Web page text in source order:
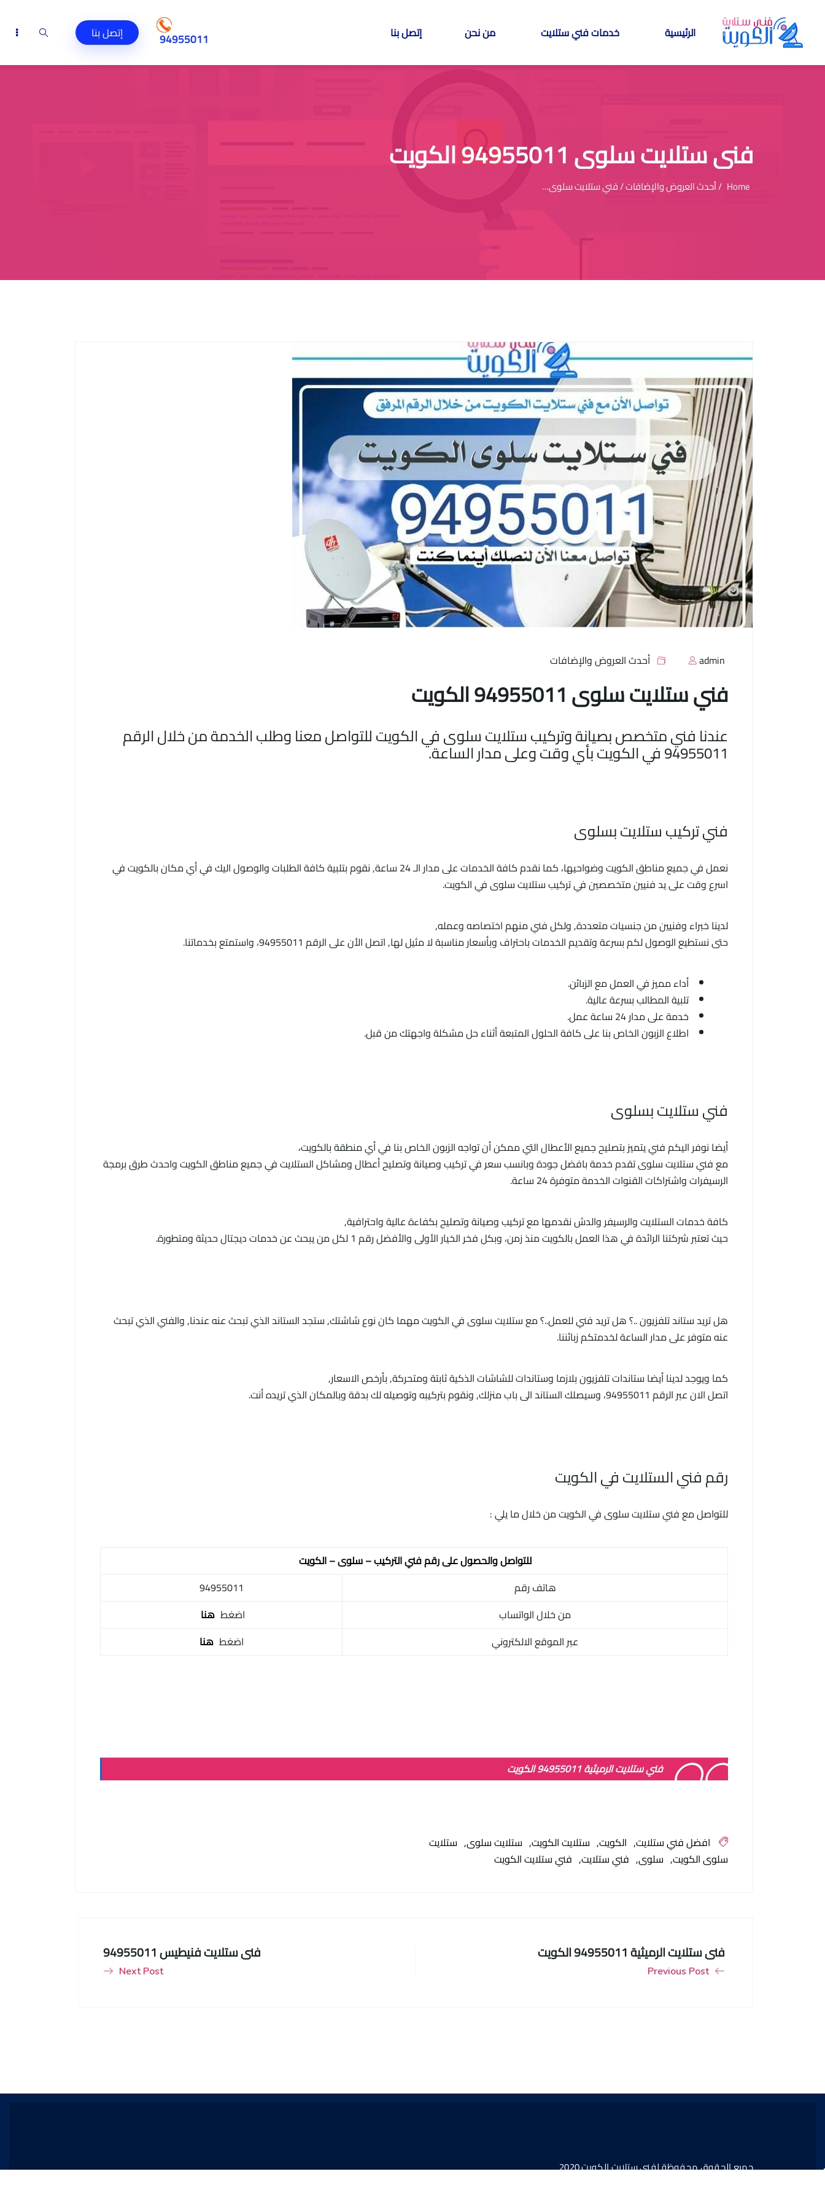
الرئيسية خدمات فني ستلايت من نحن إتصل بنا 94955011 إتصل بنا
فني ستلايت سلوى 94955011 الكويت
Home / أحدث العروض والإضافات / فني ستلايت سلوى…
admin أحدث العروض والإضافات
فني ستلايت سلوى 94955011 الكويت
عندنا فني متخصص بصيانة وتركيب ستلايت سلوى في الكويت للتواصل معنا وطلب الخدمة من خلال الرقم
94955011 في الكويت بأي وقت وعلى مدار الساعة.
فني تركيب ستلايت بسلوى
نعمل في جميع مناطق الكويت وضواحيها، كما نقدم كافة الخدمات على مدار الـ 24 ساعة, نقوم بتلبية كافة الطلبات والوصول اليك في أي مكان بالكويت في
اسرع وقت على يد فنيين متخصصين في تركيب ستلايت سلوى في الكويت.
لدينا خبراء وفنيين من جنسيات متعددة, ولكل فني منهم اختصاصه وعمله,
حتى نستطيع الوصول لكم بسرعة وتقديم الخدمات باحتراف وبأسعار مناسبة لا مثيل لها, اتصل الأن على الرقم 94955011، واستمتع بخدماتنا.
أداء مميز في العمل مع الزبائن.
تلبية المطالب بسرعة عالية.
خدمة على مدار 24 ساعة عمل.
اطلاع الزبون الخاص بنا على كافة الحلول المتبعة أثناء حل مشكلة واجهتك من قبل.
فني ستلايت بسلوى
أيضا نوفر اليكم فني يتميز بتصليح جميع الأعطال التي ممكن أن تواجه الزبون الخاص بنا في أي منطقة بالكويت،
مع فني ستلايت سلوى تقدم خدمة بافضل جودة وبانسب سعر في تركيب وصيانة وتصليح أعطال ومشاكل الستلايت في جميع مناطق الكويت واحدث طرق برمجة
الرسيفرات واشتراكات القنوات الخدمة متوفرة 24 ساعة.
كافة خدمات الستلايت والرسيفر والدش نقدمها مع تركيب وصيانة وتصليح بكفاءة عالية واحترافية,
حيث تعتبر شركتنا الرائدة في هذا العمل بالكويت منذ زمن، وبكل فخر الخيار الأولى والأفضل رقم 1 لكل من يبحث عن خدمات ديجتال حديثة ومتطورة.
هل تريد ستاند تلفزيون ..؟ هل تريد فني للعمل..؟ مع ستلايت سلوى في الكويت مهما كان نوع شاشتك, ستجد الستاند الذي تبحث عنه عندنا, والفني الذي تبحث
عنه متوفر على مدار الساعة لخدمتكم زبائننا.
كما ويوجد لدينا أيضا ستاندات تلفزيون بلازما وستاندات للشاشات الذكية ثابتة ومتحركة, بأرخص الاسعار,
اتصل الان عبر الرقم 94955011، وسيصلك الستاند الى باب منزلك, ونقوم بتركيبه وتوصيله لك بدقة وبالمكان الذي تريده أنت.
رقم فني الستلايت في الكويت
للتواصل مع فني ستلايت سلوى في الكويت من خلال ما يلي :
للتواصل والحصول على رقم فني التركيب – سلوى – الكويت
هاتف رقم
94955011
من خلال الواتساب
اضغط هنا
عبر الموقع الالكتروني
اضغط هنا
فني ستلايت الرميثية 94955011 الكويت
افضل فني ستلايت الكويت ستلايت الكويت ستلايت سلوى ستلايت
سلوى الكويت سلوى فني ستلايت فني ستلايت الكويت
فني ستلايت الرميثية 94955011 الكويت
Previous Post
فني ستلايت فنيطيس 94955011
Next Post
جميع الحقوق محفوظة لفني ستلايت الكويت 2020